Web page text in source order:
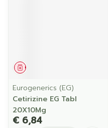
Geneesmiddel
Eurogenerics (EG)
Cetirizine EG Tabl
20X10Mg
€ 6,84